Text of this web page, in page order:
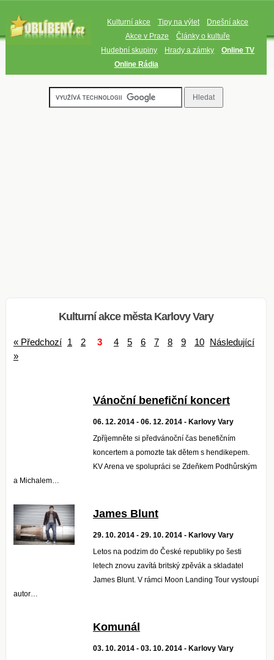
Kulturní akce Tipy na výlet
Dnešní akce
Akce v Praze
Články o kultuře
Hudební skupiny
Hrady a zámky
Online TV
Online Rádia
Kulturní akce města Karlovy Vary
« Předchozí 1 2 3 4 5 6 7 8 9 10 Následující
»
Vánoční benefiční koncert
06. 12. 2014 - 06. 12. 2014 - Karlovy Vary
Zpříjemněte si předvánoční čas benefičním
koncertem a pomozte tak dětem s hendikepem.
KV Arena ve spolupráci se Zdeňkem Podhůrským
a Michalem…
James Blunt
29. 10. 2014 - 29. 10. 2014 - Karlovy Vary
Letos na podzim do České republiky po šesti
letech znovu zavítá britský zpěvák a skladatel
James Blunt. V rámci Moon Landing Tour vystoupí
autor…
Komunál
03. 10. 2014 - 03. 10. 2014 - Karlovy Vary